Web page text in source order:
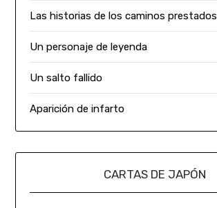
Las historias de los caminos prestados
Un personaje de leyenda
Un salto fallido
Aparición de infarto
CARTAS DE JAPÓN